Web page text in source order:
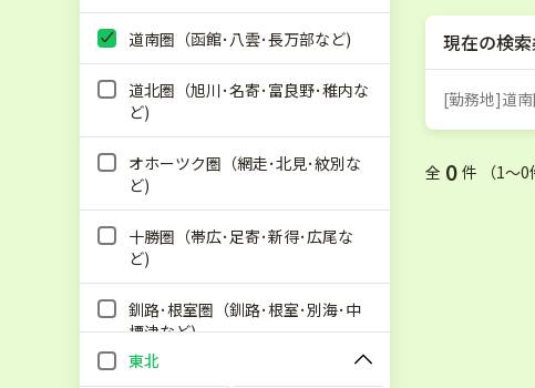
道南圏（函館･八雲･長万部など)
道北圏（旭川･名寄･富良野･稚内な
ど)
オホーツク圏（網走･北見･紋別な
ど)
十勝圏（帯広･足寄･新得･広尾な
ど)
釧路･根室圏（釧路･根室･別海･中
標津など)
東北
現在の検
[勤務地]道
全 0 件 （1〜0